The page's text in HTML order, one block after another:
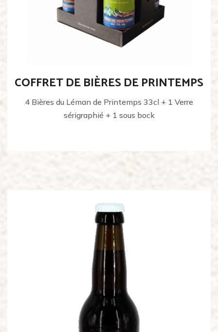
COFFRET DE BIÈRES DE PRINTEMPS
4 Bières du Léman de Printemps 33cl + 1 Verre
sérigraphié + 1 sous bock